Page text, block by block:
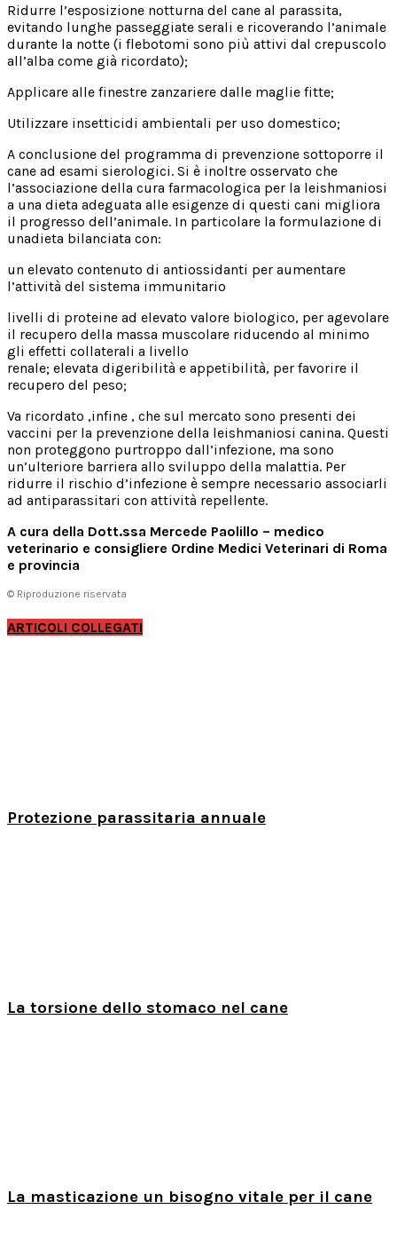
Ridurre l’esposizione notturna del cane al parassita,
evitando lunghe passeggiate serali e ricoverando l’animale
durante la notte (i flebotomi sono più attivi dal crepuscolo
all’alba come già ricordato);
Applicare alle finestre zanzariere dalle maglie fitte;
Utilizzare insetticidi ambientali per uso domestico;
A conclusione del programma di prevenzione sottoporre il
cane ad esami sierologici. Si è inoltre osservato che
l’associazione della cura farmacologica per la leishmaniosi
a una dieta adeguata alle esigenze di questi cani migliora
il progresso dell’animale. In particolare la formulazione di
unadieta bilanciata con:
un elevato contenuto di antiossidanti per aumentare
l’attività del sistema immunitario
livelli di proteine ad elevato valore biologico, per agevolare
il recupero della massa muscolare riducendo al minimo
gli effetti collaterali a livello
renale; elevata digeribilità e appetibilità, per favorire il
recupero del peso;
Va ricordato ,infine , che sul mercato sono presenti dei
vaccini per la prevenzione della leishmaniosi canina. Questi
non proteggono purtroppo dall’infezione, ma sono
un’ulteriore barriera allo sviluppo della malattia. Per
ridurre il rischio d’infezione è sempre necessario associarli
ad antiparassitari con attività repellente.
A cura della Dott.ssa Mercede Paolillo – medico
veterinario e consigliere Ordine Medici Veterinari di Roma
e provincia
© Riproduzione riservata
ARTICOLI COLLEGATI
Protezione parassitaria annuale
La torsione dello stomaco nel cane
La masticazione un bisogno vitale per il cane